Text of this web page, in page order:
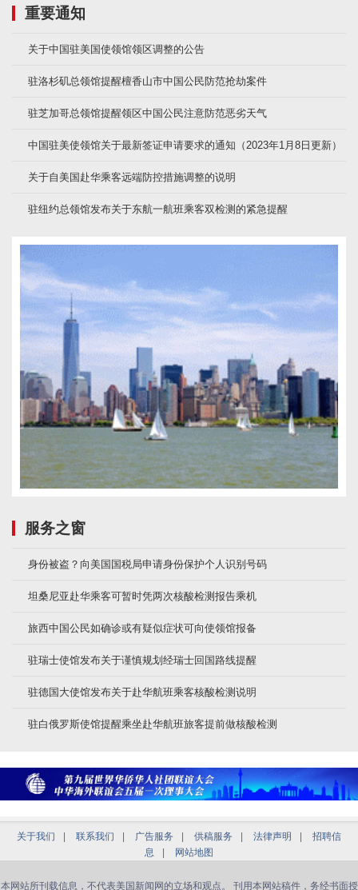
重要通知
关于中国驻美国使领馆领区调整的公告
驻洛杉矶总领馆提醒檀香山市中国公民防范抢劫案件
驻芝加哥总领馆提醒领区中国公民注意防范恶劣天气
中国驻美使领馆关于最新签证申请要求的通知（2023年1月8日更新）
关于自美国赴华乘客远端防控措施调整的说明
驻纽约总领馆发布关于东航一航班乘客双检测的紧急提醒
服务之窗
身份被盗？向美国国税局申请身份保护个人识别号码
坦桑尼亚赴华乘客可暂时凭两次核酸检测报告乘机
旅西中国公民如确诊或有疑似症状可向使领馆报备
驻瑞士使馆发布关于谨慎规划经瑞士回国路线提醒
驻德国大使馆发布关于赴华航班乘客核酸检测说明
驻白俄罗斯使馆提醒乘坐赴华航班旅客提前做核酸检测
关于我们 | 联系我们 | 广告服务 | 供稿服务 | 法律声明 |
招聘信
息
| 网站地图
本网站所刊载信息，不代表美国新闻网的立场和观点。 刊用本网站稿件，务经书面授